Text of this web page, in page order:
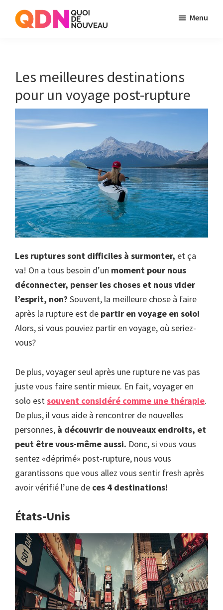
site
Menu
Les meilleures destinations
pour un voyage post-rupture
Les ruptures sont difficiles à surmonter, et ça
va! On a tous besoin d’un moment pour nous
déconnecter, penser les choses et nous vider
l’esprit, non? Souvent, la meilleure chose à faire
après la rupture est de partir en voyage en solo!
Alors, si vous pouviez partir en voyage, où seriez-
vous?
De plus, voyager seul après une rupture ne vas pas
juste vous faire sentir mieux. En fait, voyager en
solo estsouvent considéré comme une thérapie.
De plus, il vous aide à rencontrer de nouvelles
personnes, à découvrir de nouveaux endroits, et
peut être vous-même aussi. Donc, si vous vous
sentez «déprimé» post-rupture, nous vous
garantissons que vous allez vous sentir fresh après
avoir vérifié l’une de ces 4 destinations!
États-Unis